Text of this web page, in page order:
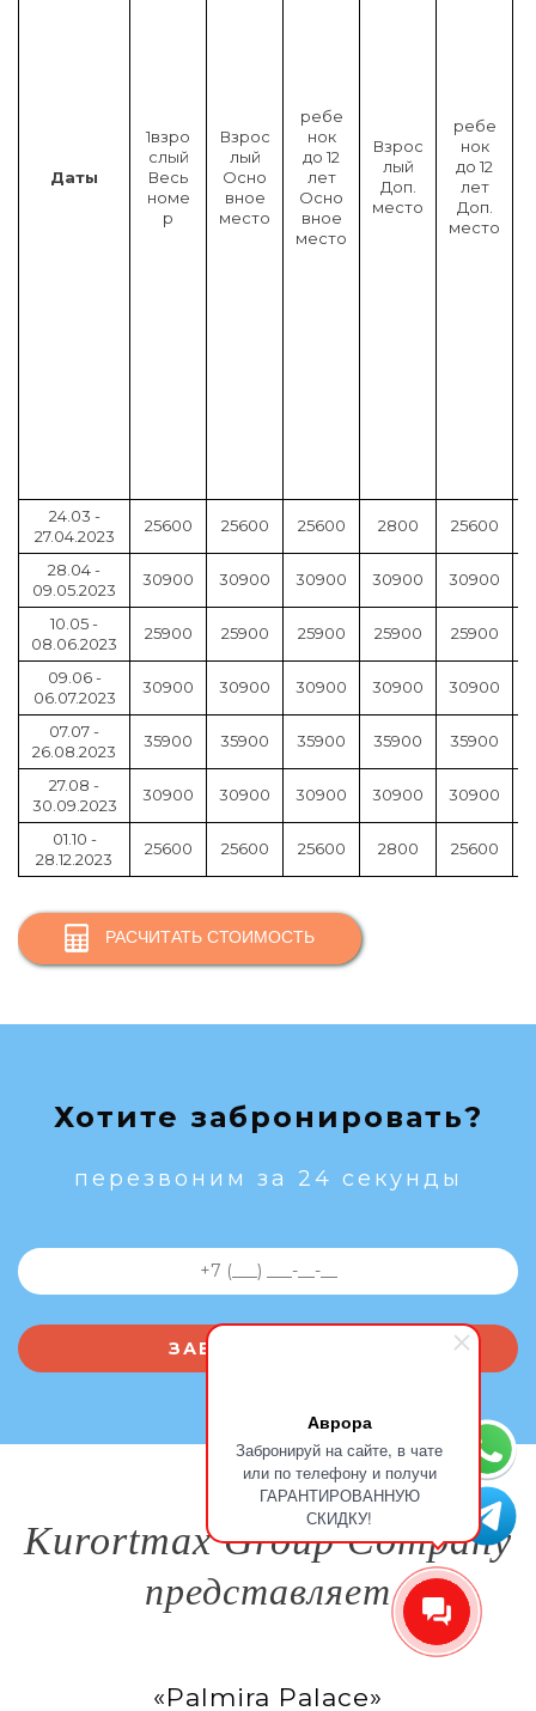
Аврора
Забронируй на сайте, в чате
или по телефону и получи
ГАРАНТИРОВАННУЮ
СКИДКУ!
Даты
1взро
слый
Весь
номе
р
Взрос
лый
Осно
вное
место
ребе
нок
до 12
лет
Осно
вное
место
Взрос
лый
Доп.
место
ребе
нок
до 12
лет
Доп.
место
24.03 -
27.04.2023
25600 25600 25600 2800 25600
28.04 -
09.05.2023
30900 30900 30900 30900 30900
10.05 -
08.06.2023
25900 25900 25900 25900 25900
09.06 -
06.07.2023
30900 30900 30900 30900 30900
07.07 -
26.08.2023
35900 35900 35900 35900 35900
27.08 -
30.09.2023
30900 30900 30900 30900 30900
01.10 -
28.12.2023
25600 25600 25600 2800 25600
РАСЧИТАТЬ СТОИМОСТЬ
Хотите забронировать?
перезвоним за 24 секунды
Kurortmax Group Company
представляет
«Palmira Palace»